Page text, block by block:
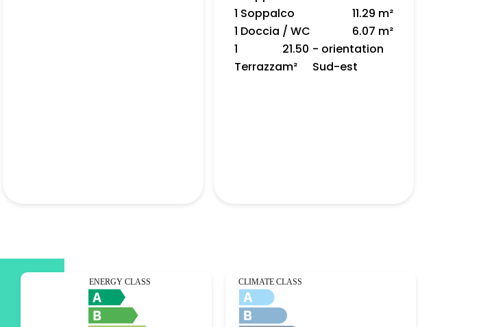
1 Soppalco
11.29 m²
1 Doccia / WC
6.07 m²
1
Terrazza
21.50
m²
- orientation
Sud-est